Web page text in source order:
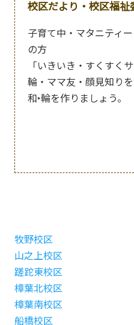
校区だより・校区福
子育て中・マタニティ
の方
「いきいき・すくすく
輪・ママ友・顔見知り
和‣輪を作りましょう。
牧野校区
山之上校区
蹉跎東校区
樟葉北校区
樟葉南校区
船橋校区